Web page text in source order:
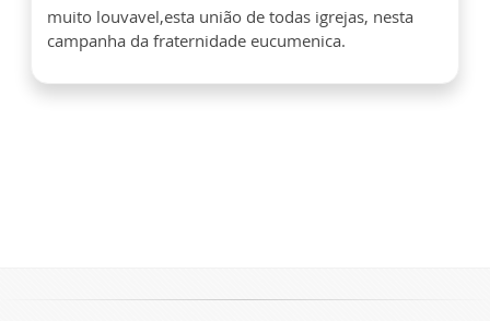
muito louvavel,esta união de todas igrejas, nesta
campanha da fraternidade eucumenica.